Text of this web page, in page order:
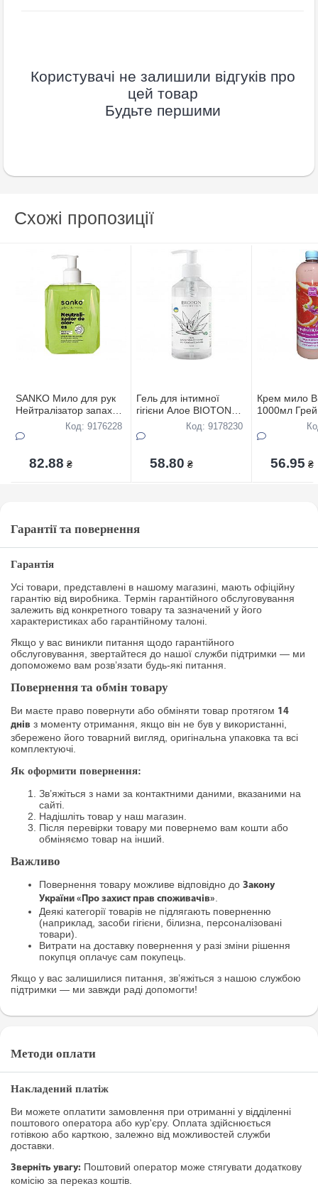
Користувачі не залишили відгуків про
цей товар
Будьте першими
Схожі пропозиції
SANKO Мило для рук
Нейтралізатор запаху
Код: 9176228
82.88 ₴
Гель для інтимної
гігієни Алое BIOTON
COSMETICS, 300 мл
Код: 9178230
58.80 ₴
Крем мило
1000мл
56.95 ₴
Гарантії та повернення
Гарантія
Усі товари, представлені в нашому магазині, мають офіційну
гарантію від виробника. Термін гарантійного обслуговування
залежить від конкретного товару та зазначений у його
характеристиках або гарантійному талоні.
Якщо у вас виникли питання щодо гарантійного
обслуговування, звертайтеся до нашої служби підтримки — ми
допоможемо вам розв’язати будь-які питання.
Повернення та обмін товару
Ви маєте право повернути або обміняти товар протягом 14
днів з моменту отримання, якщо він не був у використанні,
збережено його товарний вигляд, оригінальна упаковка та всі
комплектуючі.
Як оформити повернення:
Зв’яжіться з нами за контактними даними, вказаними на
сайті.
Надішліть товар у наш магазин.
Після перевірки товару ми повернемо вам кошти або
обміняємо товар на інший.
Важливо
Повернення товару можливе відповідно до Закону
України «Про захист прав споживачів».
Деякі категорії товарів не підлягають поверненню
(наприклад, засоби гігієни, білизна, персоналізовані
товари).
Витрати на доставку повернення у разі зміни рішення
покупця оплачує сам покупець.
Якщо у вас залишилися питання, зв’яжіться з нашою службою
підтримки — ми завжди раді допомогти!
Методи оплати
Накладений платіж
Ви можете оплатити замовлення при отриманні у відділенні
поштового оператора або кур'єру. Оплата здійснюється
готівкою або карткою, залежно від можливостей служби
доставки.
Зверніть увагу: Поштовий оператор може стягувати додаткову
комісію за переказ коштів.